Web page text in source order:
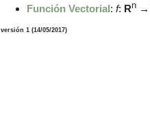
Función Vectorial: f: Rn→
versión 1 (14/05/2017)